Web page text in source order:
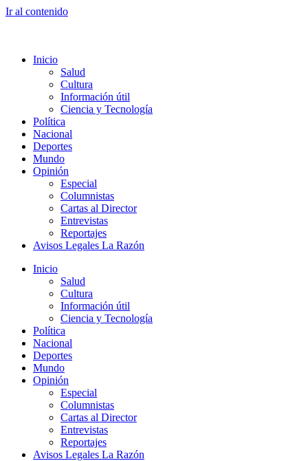
Ir al contenido
Inicio
Salud
Cultura
Información útil
Ciencia y Tecnología
Política
Nacional
Deportes
Mundo
Opinión
Especial
Columnistas
Cartas al Director
Entrevistas
Reportajes
Avisos Legales La Razón
Inicio
Salud
Cultura
Información útil
Ciencia y Tecnología
Política
Nacional
Deportes
Mundo
Opinión
Especial
Columnistas
Cartas al Director
Entrevistas
Reportajes
Avisos Legales La Razón